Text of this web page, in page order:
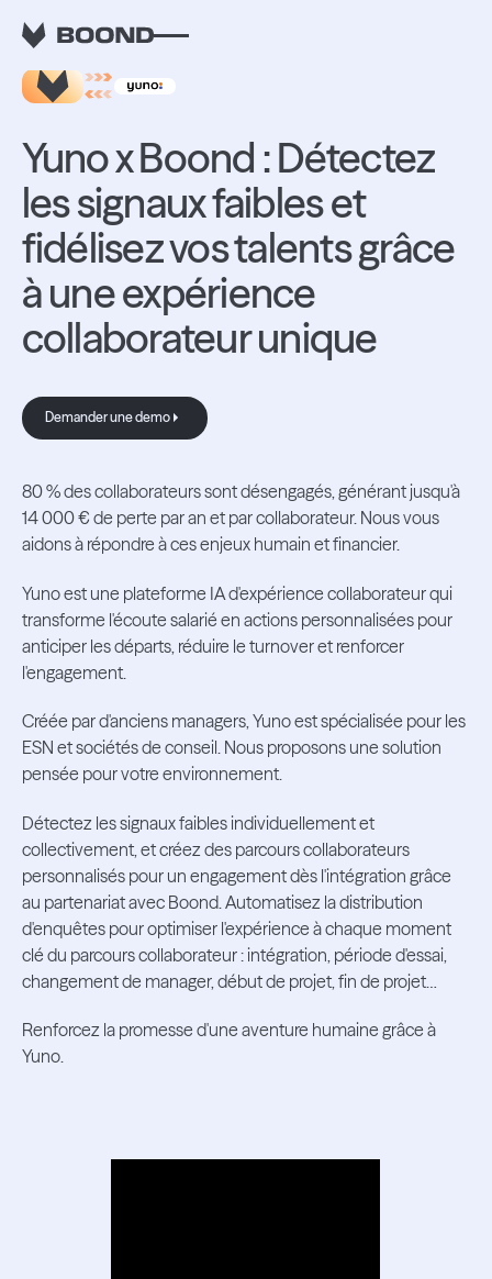
RETOUR AUX INTEGRATIONS
Yuno x Boond : Détectez
les signaux faibles et
fidélisez vos talents grâce
à une expérience
collaborateur unique
Demander une demo
Demander une demo
80 % des collaborateurs sont désengagés, générant jusqu'à
14 000 € de perte par an et par collaborateur. Nous vous
aidons à répondre à ces enjeux humain et financier.
Yuno est une plateforme IA d'expérience collaborateur qui
transforme l'écoute salarié en actions personnalisées pour
anticiper les départs, réduire le turnover et renforcer
l'engagement.
Créée par d'anciens managers, Yuno est spécialisée pour les
ESN et sociétés de conseil. Nous proposons une solution
pensée pour votre environnement.
Détectez les signaux faibles individuellement et
collectivement, et créez des parcours collaborateurs
personnalisés pour un engagement dès l'intégration grâce
au partenariat avec Boond. Automatisez la distribution
d'enquêtes pour optimiser l'expérience à chaque moment
clé du parcours collaborateur : intégration, période d'essai,
changement de manager, début de projet, fin de projet…
Renforcez la promesse d'une aventure humaine grâce à
Yuno.